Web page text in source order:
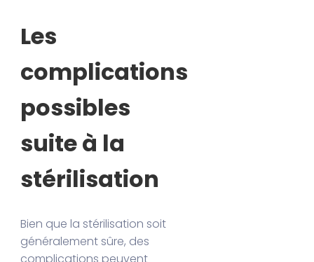
Les
complications
possibles
suite à la
stérilisation
Bien que la stérilisation soit
généralement sûre, des